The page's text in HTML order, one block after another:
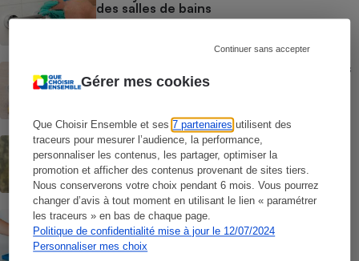
Gérer mes cookies
Que Choisir Ensemble et ses7 partenaires utilisent des
traceurs pour mesurer l’audience, la performance,
personnaliser les contenus, les partager, optimiser la
promotion et afficher des contenus provenant de sites tiers.
Nous conserverons votre choix pendant 6 mois. Vous pourrez
changer d’avis à tout moment en utilisant le lien « paramétrer
les traceurs » en bas de chaque page.
Politique de confidentialité mise à jour le 12/07/2024
Personnaliser mes choix
Continuer sans accepter
des salles de bains
Nettoyants multi-usages - Quels produits
nettoyants choisir ?
Nettoyants vitres - Comment bien
nettoyer ses vitres
Nettoyants ménagers - Les différents
produits pour faire le ménage